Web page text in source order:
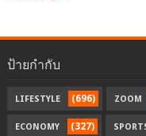
ป้ายกำกับ
LIFESTYLE (696) ZOOM
ECONOMY (327)